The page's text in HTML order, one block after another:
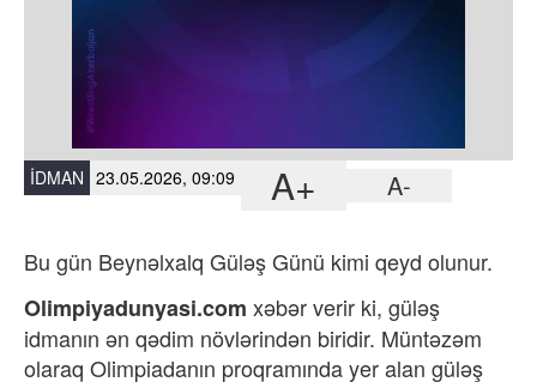
İDMAN 23.05.2026, 09:09 A+ A-
Bu gün Beynəlxalq Güləş Günü kimi qeyd olunur.
Olimpiyadunyasi.com xəbər verir ki, güləş
idmanın ən qədim növlərindən biridir. Müntəzəm
olaraq Olimpiadanın proqramında yer alan güləş